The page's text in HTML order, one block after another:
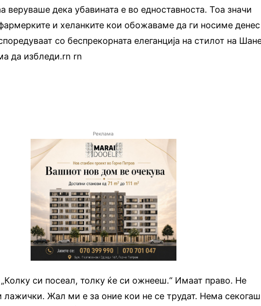
веруваше дека убавината е во едноставноста. Тоа значи
и хеланките кои обожаваме да ги носиме денес
со беспрекорната елеганција на стилот на
да избледи.rn rn
Реклама
си посеал, толку ќе си ожнееш.“ Имаат право. Не
лажички. Жал ми е за оние кои не се трудат. Нема секогаш